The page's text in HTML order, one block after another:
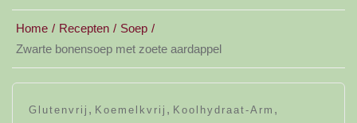
Home Recepten
Soep
Zwarte bonensoep met zoete aardappel
Glutenvrij , Koemelkvrij , Koolhydraat-Arm ,